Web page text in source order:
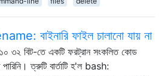
বাইনারি ফাইল চালানো যায় না
৩২ বিট-তে একটি ফরট্রান সংকলিত কোড
ত্রুটি বার্তাটি হ'ল bash: